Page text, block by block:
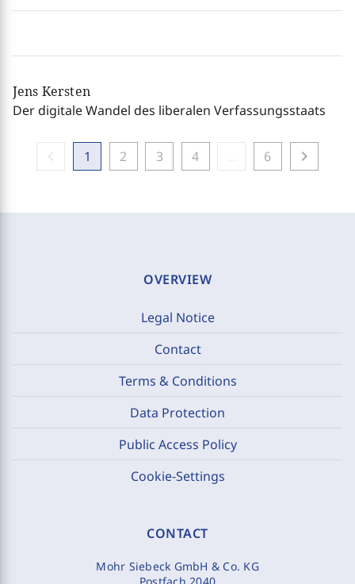
Jens Kersten
Der digitale Wandel des liberalen Verfassungsstaats
1 2 3 4 6 chevron_right
OVERVIEW
Legal Notice
Contact
Terms & Conditions
Data Protection
Public Access Policy
Cookie-Settings
CONTACT
Mohr Siebeck GmbH & Co. KG